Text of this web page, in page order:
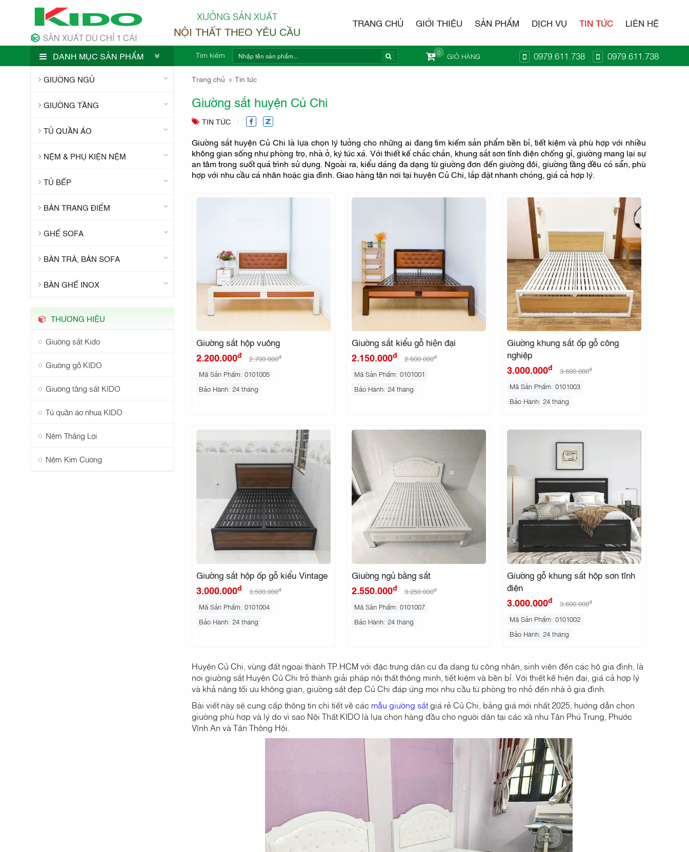
SẢN XUẤT DÙ CHỈ 1 CÁI
XƯỞNG SẢN XUẤT
NỘI THẤT THEO YÊU CẦU
TRANG CHỦ GIỚI THIỆU SẢN PHẨM DỊCH VỤ TIN TỨC LIÊN HỆ
DANH MỤC SẢN PHẨM Tìm kiếm GIỎ HÀNG
0 0979.611.738 0979.611.738
CÔNG TY NỘI THẤT KIDO
GIƯỜNG NGỦ
GIƯỜNG TẦNG
TỦ QUẦN ÁO
NỆM & PHỤ KIỆN NỆM
TỦ BẾP
BÀN TRANG ĐIỂM
GHẾ SOFA
BÀN TRÀ, BÀN SOFA
BÀN GHẾ INOX
THƯƠNG HIỆU
Giường sắt Kido
Giường gỗ KIDO
Giường tầng sắt KIDO
Tủ quần áo nhựa KIDO
Nệm Thắng Lợi
Nệm Kim Cương
Trang chủ Tin tức
Giường sắt huyện Củ Chi
TIN TỨC
Giường sắt huyện Củ Chi là lựa chọn lý tưởng cho những ai đang tìm kiếm sản phẩm bền bỉ, tiết kiệm và phù hợp với nhiều
không gian sống như phòng trọ, nhà ở, ký túc xá. Với thiết kế chắc chắn, khung sắt sơn tĩnh điện chống gỉ, giường mang lại sự
an tâm trong suốt quá trình sử dụng. Ngoài ra, kiểu dáng đa dạng từ giường đơn đến giường đôi, giường tầng đều có sẵn, phù
hợp với nhu cầu cá nhân hoặc gia đình. Giao hàng tận nơi tại huyện Củ Chi, lắp đặt nhanh chóng, giá cả hợp lý.
Giường sắt hộp vuông
2.200.000đ 2.700.000đ
Mã Sản Phẩm: 0101005
Bảo Hành: 24 tháng
Giường sắt kiểu gỗ hiện đại
2.150.000đ 2.600.000đ
Mã Sản Phẩm: 0101001
Bảo Hành: 24 tháng
Giường khung sắt ốp gỗ công
nghiệp
3.000.000đ 3.600.000đ
Mã Sản Phẩm: 0101003
Bảo Hành: 24 tháng
Giường sắt hộp ốp gỗ kiểu Vintage
3.000.000đ 3.500.000đ
Mã Sản Phẩm: 0101004
Bảo Hành: 24 tháng
Giường ngủ bằng sắt
2.550.000đ 3.250.000đ
Mã Sản Phẩm: 0101007
Bảo Hành: 24 tháng
Giường gỗ khung sắt hộp sơn tĩnh
điện
3.000.000đ 3.600.000đ
Mã Sản Phẩm: 0101002
Bảo Hành: 24 tháng
Huyện Củ Chi, vùng đất ngoại thành TP.HCM với đặc trưng dân cư đa dạng từ công nhân, sinh viên đến các hộ gia đình, là
nơi giường sắt Huyện Củ Chi trở thành giải pháp nội thất thông minh, tiết kiệm và bền bỉ. Với thiết kế hiện đại, giá cả hợp lý
và khả năng tối ưu không gian, giường sắt đẹp Củ Chi đáp ứng mọi nhu cầu từ phòng trọ nhỏ đến nhà ở gia đình.
Bài viết này sẽ cung cấp thông tin chi tiết về các mẫu giường sắtgiá rẻ Củ Chi, bảng giá mới nhất 2025, hướng dẫn chọn
giường phù hợp và lý do vì sao Nội Thất KIDO là lựa chọn hàng đầu cho người dân tại các xã như Tân Phú Trung, Phước
Vĩnh An và Tân Thông Hội.